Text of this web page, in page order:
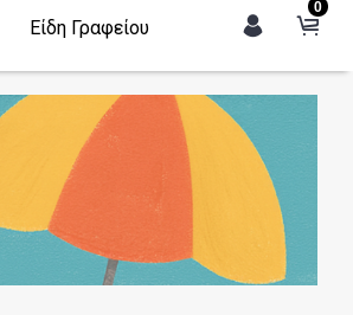
0
Είδη Γραφείου